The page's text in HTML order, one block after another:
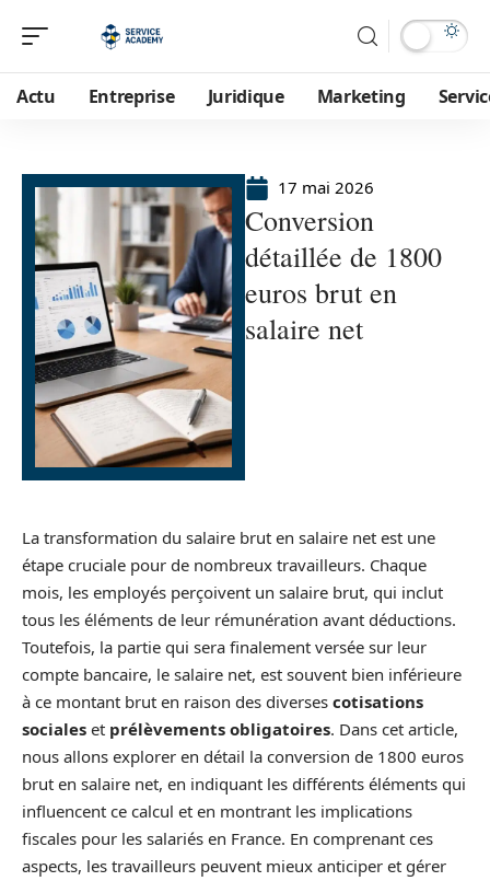
Actu Entreprise Juridique Marketing
17 mai 2026
Conversion
détaillée de 1800
euros brut en
salaire net
La transformation du salaire brut en salaire net est une
étape cruciale pour de nombreux travailleurs. Chaque
mois, les employés perçoivent un salaire brut, qui inclut
tous les éléments de leur rémunération avant déductions.
Toutefois, la partie qui sera finalement versée sur leur
compte bancaire, le salaire net, est souvent bien inférieure
à ce montant brut en raison des diverses cotisations
sociales et prélèvements obligatoires. Dans cet article,
nous allons explorer en détail la conversion de 1800 euros
brut en salaire net, en indiquant les différents éléments qui
influencent ce calcul et en montrant les implications
fiscales pour les salariés en France. En comprenant ces
aspects, les travailleurs peuvent mieux anticiper et gérer